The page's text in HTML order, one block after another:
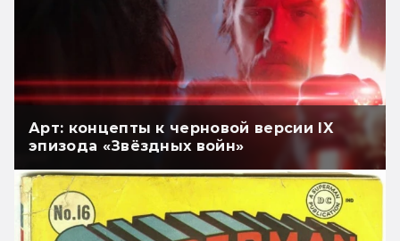
Арт: концепты к черновой версии IX
эпизода «Звёздных войн»